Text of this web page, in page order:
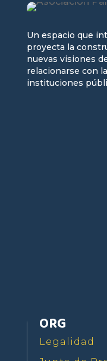
Un espacio que
proyecta la
nuevas visiones
relacionarse con
instituciones
ORG
Legalidad